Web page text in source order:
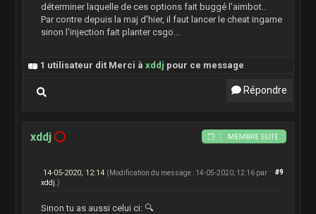
déterminer laquelle de ces options fait buggé l'aimbot..
Par contre depuis la maj d'hier, il faut lancer le cheat ingame
sinon l'injection fait planter csgo...
1 utilisateur dit Merci à xddj pour ce message
Répondre
xddj
#9
14-05-2020, 12:14 (Modification du message : 14-05-2020, 12:16 par
xddj .)
Sinon tu as aussi celui ci: 🔍